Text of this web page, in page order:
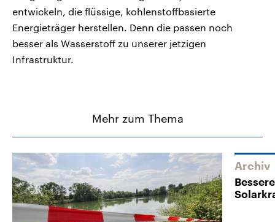
entwickeln, die flüssige, kohlenstoffbasierte
Energieträger herstellen. Denn die passen noch
besser als Wasserstoff zu unserer jetzigen
Infrastruktur.
Mehr zum Thema
Archiv